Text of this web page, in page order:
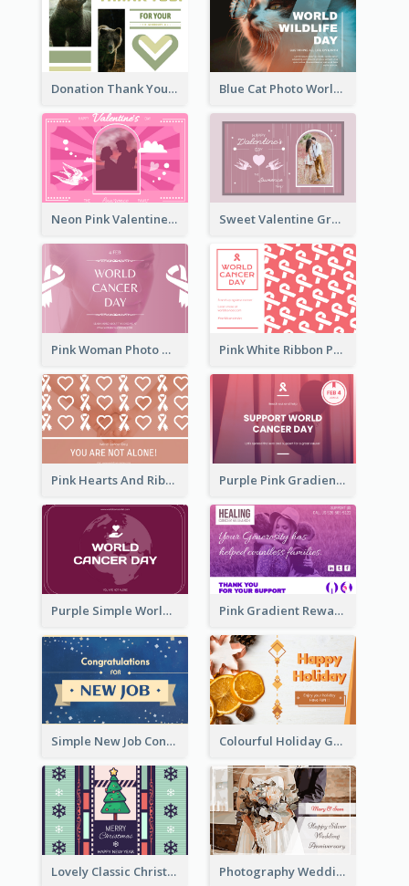
Donation Thank You Card Blue Cat Photo World Wildlife Day Greeting Card
Neon Pink Valentine Greeting Card Design Ideas Sweet Valentine Greeting Card Design Ideas
Pink Woman Photo World Cancer Day Greeting Card Pink White Ribbon Patterns World Cancer Day Greeting Card
Pink Hearts And Ribbon Patterns World Cancer Day Greeting Card Purple Pink Gradient World Cancer Day Greeting Card
Purple Simple World Cancer Day Greeting Card Pink Gradient Reward For Donation Card Design
Simple New Job Congratulations Card In Yellow And Blue Colourful Holiday Greeting Card In Orange Theme
Lovely Classic Christmas Greeting Card Design Photography Wedding Anniversary Card With Drawing Effect